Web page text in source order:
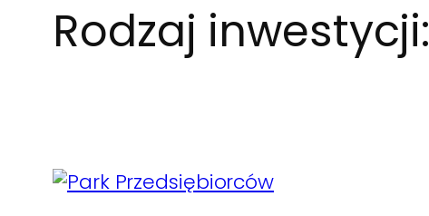
Rodzaj inwestycji: